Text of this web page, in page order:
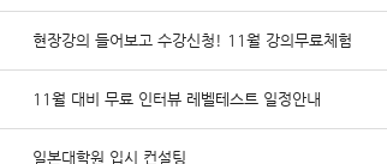
현장강의 들어보고 수강신청! 11월 강의무료체험
11월 대비 무료 인터뷰 레벨테스트 일정안내
일본대학원 입시 컨설팅